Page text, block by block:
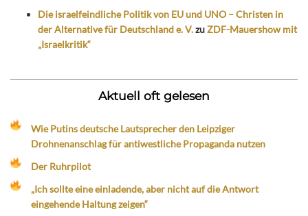
Die israelfeindliche Politik von EU und UNO – Christen in
der Alternative für Deutschland e. V.zuZDF-Mauershow mit
„Israelkritik“
Aktuell oft gelesen
Wie Putins deutsche Lautsprecher den Leipziger
Drohnenanschlag für antiwestliche Propaganda nutzen
Der Ruhrpilot
„Ich sollte eine einladende, aber nicht auf die Antwort
eingehende Haltung zeigen“